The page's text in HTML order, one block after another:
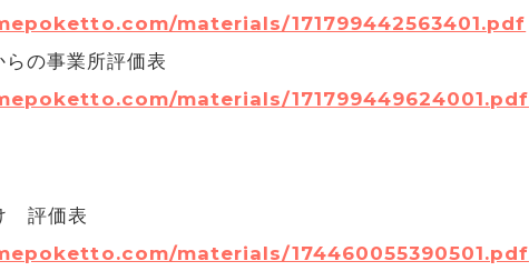
materials/171799442563401.pdf
の事業所評価表
materials/171799449624001.pdf
評価表
materials/174460055390501.pdf